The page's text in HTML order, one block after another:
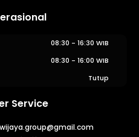
08:30 - 16:30 WIB
08:30 - 16:00 WIB
Tutup
Service